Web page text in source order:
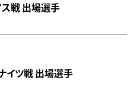
ス戦 出場選手
イツ戦 出場選手